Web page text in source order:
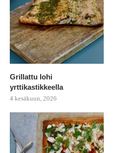
Grillattu lohi
yrttikastikkeella
4 kesäkuun, 2026